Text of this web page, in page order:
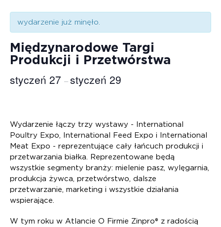
wydarzenie już minęło.
Międzynarodowe Targi
Produkcji i Przetwórstwa
styczeń 27 –styczeń 29
Wydarzenie łączy trzy wystawy - International
Poultry Expo, International Feed Expo i International
Meat Expo - reprezentujące cały łańcuch produkcji i
przetwarzania białka. Reprezentowane będą
wszystkie segmenty branży: mielenie pasz, wylęgarnia,
produkcja żywca, przetwórstwo, dalsze
przetwarzanie, marketing i wszystkie działania
wspierające.
W tym roku w Atlancie O Firmie Zinpro® z radością